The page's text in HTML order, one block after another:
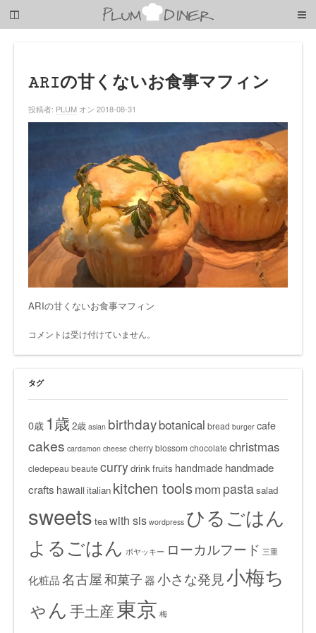
子
ARIの甘くないお食事マフィン
投稿者: PLUM オン 2018-08-31
ARIの甘くないお食事マフィン
コメントは受け付けていません。
タグ
0歳 1歳 2歳 asian birthdaybotanical bread burger cafe
cakes cardamon cheese cherry blossomchocolatechristmas
cledepeau beautecurrydrinkfruits handmade handmade
crafts hawaiiitalian kitchen toolsmom pastasalad
sweets teawith sis wordpress ひるごはん
よるごはん ボヤッキー ローカルフード 三重
化粧品名古屋和菓子器小さな発見小梅ち
ゃん 手土産東京 梅